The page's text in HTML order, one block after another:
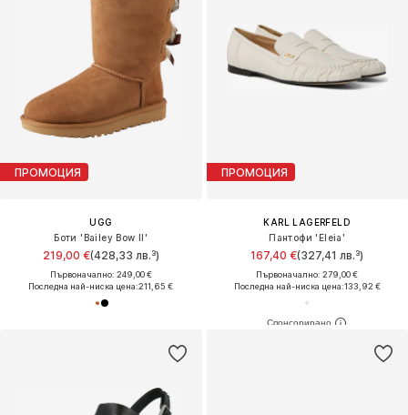
ПРОМОЦИЯ
UGG
Боти 'Bailey Bow II'
219,00 €(428,33 лв.³)
Първоначално: 249,00 €
Последна най-ниска цена:211,65 €
ПРОМОЦИЯ
KARL LAGERFELD
Пантофи 'Eleia'
167,40 €(327,41 лв.³)
Първоначално: 279,00 €
Последна най-ниска цена:133,92 €